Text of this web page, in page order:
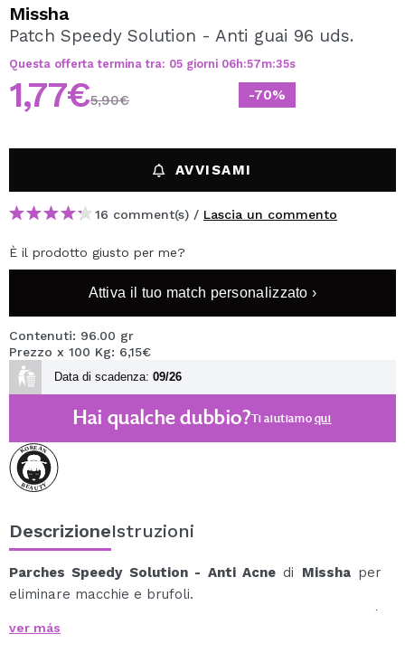
Creando un account su Maquibeauty.it potrai fare i tuoi
acquisti velocemente, controllare lo stato dei tuoi ordini e
consultare le tue operazioni precedenti.
Missha
Patch Speedy Solution - Anti guai 96 uds.
Questa offerta termina tra: 05 giorni 06h:57m:35s
-70%
1,77€5,90€
AVVISAMI
16 comment(s) / Lascia un commento
È il prodotto giusto per me?
Attiva il tuo match personalizzato ›
Contenuti: 96.00 gr
Prezzo x 100 Kg: 6,15€
Data di scadenza: 09/26
Hai qualche dubbio?Ti aiutiamoqui
DescrizioneIstruzioni
Parches Speedy Solution - Anti Acnedi Misshaper
eliminare macchie e brufoli.
Con acido salicilico che oltre ad essere antisettico, è
efficace per lenire la pelle e olio di tea tree che rilassa
ver más